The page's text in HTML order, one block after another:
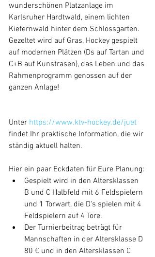
wunderschönen Platzanlage im
Karlsruher Hardtwald, einem lichten
Kiefernwald hinter dem Schlossgarten.
Gezeltet wird auf Gras, Hockey gespielt
auf modernen Plätzen (Ds auf Tartan und
C+B auf Kunstrasen), das Leben und das
Rahmenprogramm genossen auf der
ganzen Anlage!
Unter https://www.ktv-hockey.de/juet
findet Ihr praktische Information, die wir
ständig aktuell halten.
Hier ein paar Eckdaten für Eure Planung:
Gespielt wird in den Altersklassen
B und C Halbfeld mit 6 Feldspielern
und 1 Torwart, die D‘s spielen mit 4
Feldspielern auf 4 Tore.
Der Turnierbeitrag beträgt für
Mannschaften in der Altersklasse D
80 € und in den Altersklassen C